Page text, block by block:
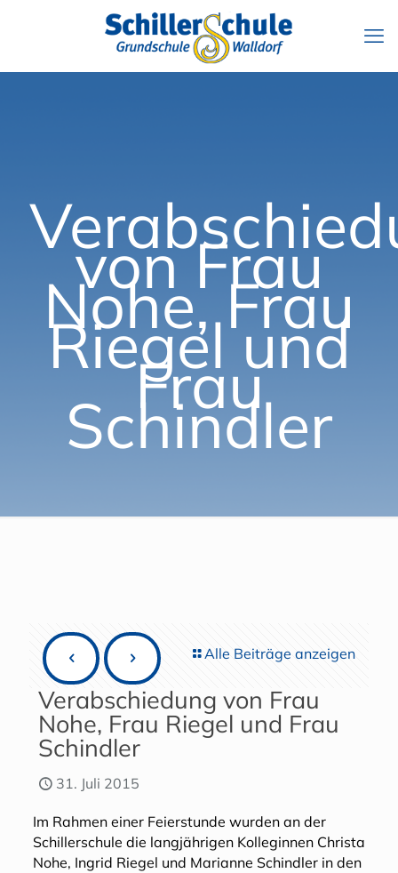
von Frau
Nohe, Frau
Riegel und
Frau
Schindler
Alle Beiträge anzeigen
Verabschiedung von Frau
Nohe, Frau Riegel und Frau
Schindler
31. Juli 2015
Im Rahmen einer Feierstunde wurden an der
Schillerschule die langjährigen Kolleginnen Christa
Nohe, Ingrid Riegel und Marianne Schindler in den